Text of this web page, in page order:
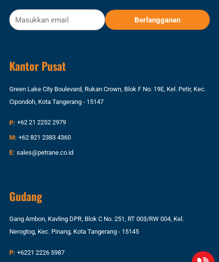
Kantor Pusat
Green Lake City Boulevard, Rukan Crown, Blok F No. 19E, Kel. Petir, Kec.
Cipondoh, Kota Tangerang - 15147
P: +62 21 2252 2979
M: +62 821 2383 4360
E: sales@petrane.co.id
Gudang
Gang Ambon, Kavling DPR, Blok C No. 251, RT 003/RW 004, Kel.
Nerogtog, Kec. Pinang, Kota Tangerang - 15145
P: +6221 2226 5987